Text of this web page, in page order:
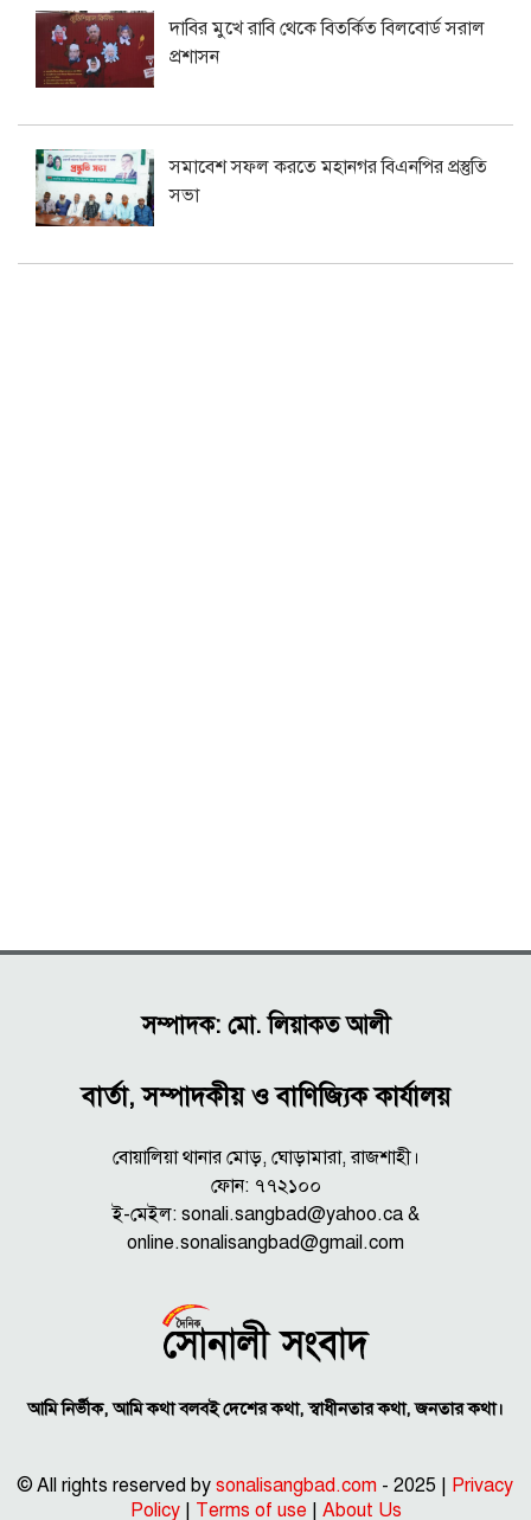
দাবির মুখে রাবি থেকে বিতর্কিত বিলবোর্ড সরাল
প্রশাসন
সমাবেশ সফল করতে মহানগর বিএনপির প্রস্তুতি
সভা
সম্পাদক: মো. লিয়াকত আলী
বার্তা, সম্পাদকীয় ও বাণিজ্যিক কার্যালয়
বোয়ালিয়া থানার মোড়, ঘোড়ামারা, রাজশাহী।
ফোন: ৭৭২১০০
ই-মেইল: sonali.sangbad@yahoo.ca &
online.sonalisangbad@gmail.com
আমি নির্ভীক, আমি কথা বলবই দেশের কথা, স্বাধীনতার কথা, জনতার কথা।
© All rights reserved by sonalisangbad.com - 2025 | Privacy
Policy| Terms of use About Us